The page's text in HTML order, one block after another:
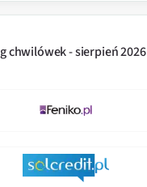
chwilówek - sierpień 2026